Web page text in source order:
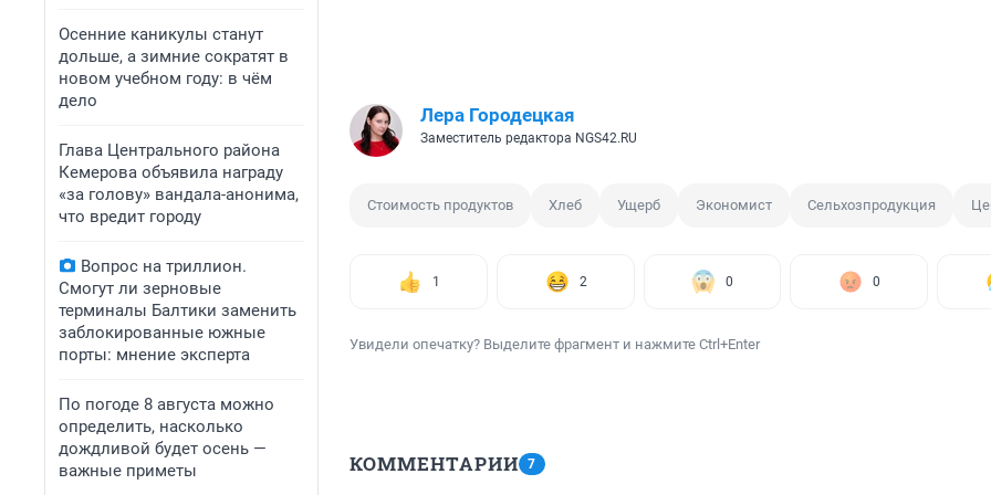
Осенние каникулы станут
дольше, а зимние сократят в
новом учебном году: в чём
дело
Глава Центрального района
Кемерова объявила награду
«за голову» вандала-анонима,
что вредит городу
Вопрос на триллион.
Смогут ли зерновые
терминалы Балтики заменить
заблокированные южные
порты: мнение эксперта
По погоде 8 августа можно
определить, насколько
дождливой будет осень —
важные приметы
Лера Городецкая
Заместитель редактора NGS42.RU
Стоимость продуктов Хлеб Ущерб Экономист Сельхозпродукция
1 2 0 0
Увидели опечатку? Выделите фрагмент и нажмите Ctrl+Enter
КОММЕНТАРИИ 7